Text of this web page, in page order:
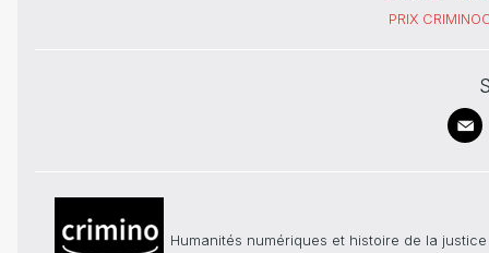
PRIX
Humanités numériques et histoire de la justice